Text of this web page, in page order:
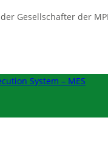
Gesellschafter der
System – MES